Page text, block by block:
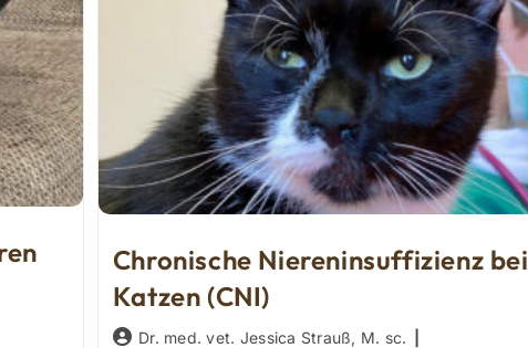
Chronische Niereninsuffizienz bei
Katzen (CNI)
Beitrags-
Dr. med. vet. Jessica Strauß, M. sc.